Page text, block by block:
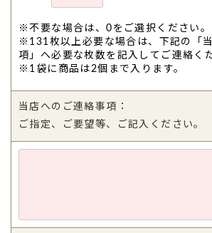
※不要な場合は、0をご選択ください。
※131枚以上必要な場合は、下記の「
項」へ必要な枚数を記入してご連絡く
※1袋に商品は2個まで入ります。
当店へのご連絡事項：
ご指定、ご要望等、ご記入ください。